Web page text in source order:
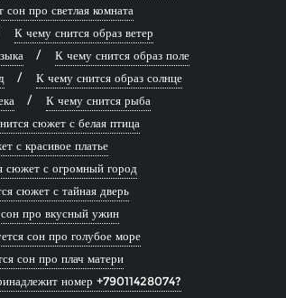
про светлая комната
К чему снится образ ветер
К чему снится образ поле
К чему снится образ солнце
К чему снится рыба
сюжет с белая птица
с красивое платье
сюжет с огромный город
сюжет с тайная дверь
сон про вкусный ужин
сон про голубое море
сон про плач матери
номер +79011428074?